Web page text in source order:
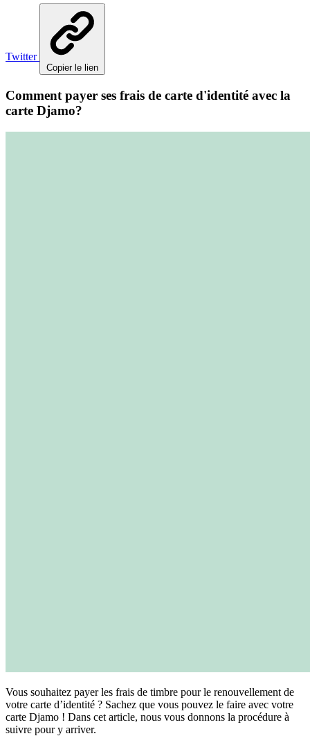
Twitter
Copier le lien
Comment payer ses frais de carte d'identité avec la
carte Djamo?
Vous souhaitez payer les frais de timbre pour le renouvellement de
votre carte d’identité ? Sachez que vous pouvez le faire avec votre
carte Djamo ! Dans cet article, nous vous donnons la procédure à
suivre pour y arriver.